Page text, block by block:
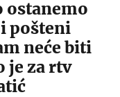
ostanemo
pošteni
neće biti
je za rtv